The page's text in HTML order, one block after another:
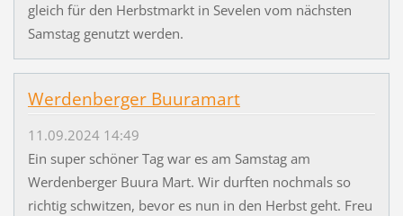
gleich für den Herbstmarkt in Sevelen vom nächsten
Samstag genutzt werden.
Werdenberger Buuramart
11.09.2024 14:49
Ein super schöner Tag war es am Samstag am
Werdenberger Buura Mart. Wir durften nochmals so
richtig schwitzen, bevor es nun in den Herbst geht. Freu